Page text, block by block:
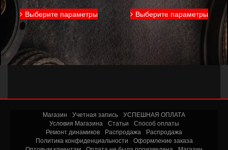
Выберите параметры
Этот
товар
имеет
несколько
вариаций.
Опции
можно
странице
Выберите параметрытовар
имеет
Магазин Учетная запись УСПЕШНАЯ ОПЛАТА
Условия Магазина
Статьи
Способ оплаты
Ремонт динамиков
Распродажа
Распродажа
Политика конфиденциальности
Оформление заказа